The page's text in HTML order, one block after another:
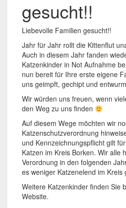
gesucht!!
Liebevolle Familien gesucht!!
Jahr für Jahr rollt die Kittenflut
Auch in diesem Jahr fanden
Katzenkinder in Not Aufnahme
nun bereit für Ihre erste eigene
uns geimpft, gechipt und
Wir würden uns freuen, wenn
den Weg zu uns finden
Auf diesem Wege möchten wir
Katzenschutzverordnung
und Kennzeichnungspflicht gilt
Katzen im Kreis Borken. Wir alle
Verordnung in den folgenden
es weniger Katzenelend im Kreis
Weitere Katzenkinder finden Sie
Website.